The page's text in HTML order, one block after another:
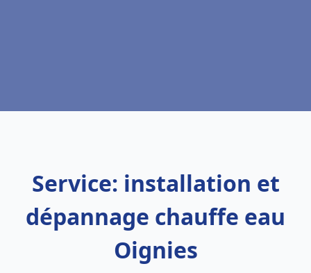
Service: installation et
dépannage chauffe eau
Oignies